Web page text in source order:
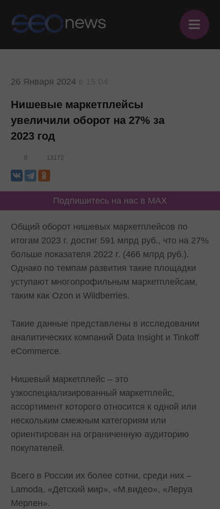
≡
26 Января 2024
Нишевые маркетплейсы
увеличили оборот на 27% за
2023 год
0 13172
Подпишитесь на нас в MAX
Общий оборот нишевых маркетплейсов по
итогам 2023 г. достиг 591 млрд руб., что на 27%
больше показателя 2022 г. (466 млрд руб.).
Однако по темпам развития такие площадки
уступают многопрофильным маркетплейсам,
таким как Ozon и Wildberries.
Такие данные представлены в исследовании
аналитических компаний Data Insight и Tinkoff
eCommerce.
Нишевый маркетплейс – это
узкоспециализированный маркетплейс,
ассортимент которого относится к одной или
нескольким смежным категориям или
ориентирован на ограниченную аудиторию
покупателей.
Всего в России их более сотни, среди них –
Lamoda, «Детский мир», «М.видео», «Леруа
Мерлен».